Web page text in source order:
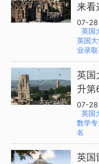
来看
07-28
英国
英国
业录
英国
升第
07-28
英国
数学
名
英国